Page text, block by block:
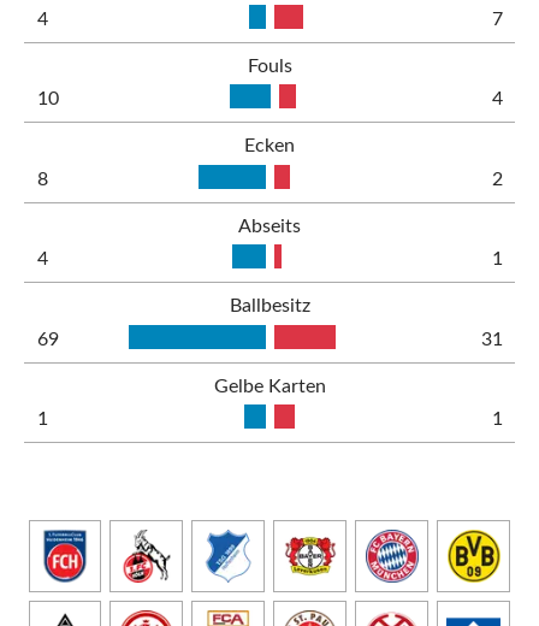
4
7
Fouls
10
4
Ecken
8
2
Abseits
4
1
Ballbesitz
69
31
Gelbe Karten
1
1